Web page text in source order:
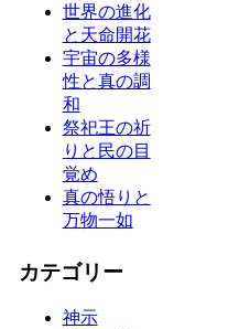
世界の進化
と天命開花
宇宙の多様
性と真の調
和
祭祀王の祈
りと民の目
覚め
真の悟りと
万物一如
カテゴリー
神示